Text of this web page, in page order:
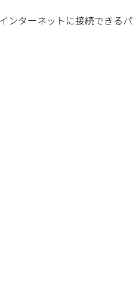
ンターネットに接続できるパ